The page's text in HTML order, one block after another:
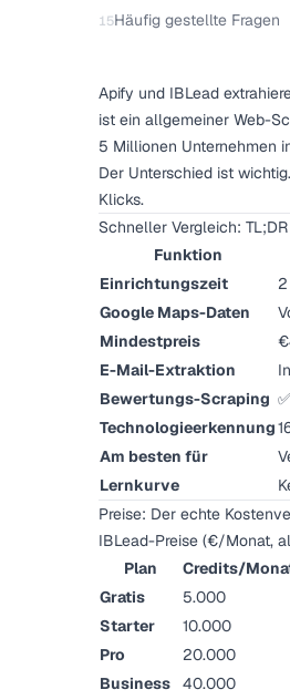
15Häufig gestellte Fragen
Apify und IBLead
ist ein allgemeiner Web-
5 Millionen Unternehmen
Der Unterschied ist
Klicks.
Schneller Vergleich: TL;DR
Funktion
Einrichtungszeit
Google Maps-Daten
Mindestpreis
E-Mail-Extraktion
Bewertungs-Scraping
Technologieerkennung
Am besten für
Lernkurve
Preise: Der echte
IBLead-Preise (€/Monat,
Plan
Credits/
Gratis
5.000
Starter
10.000
Pro
20.000
Business
40.000